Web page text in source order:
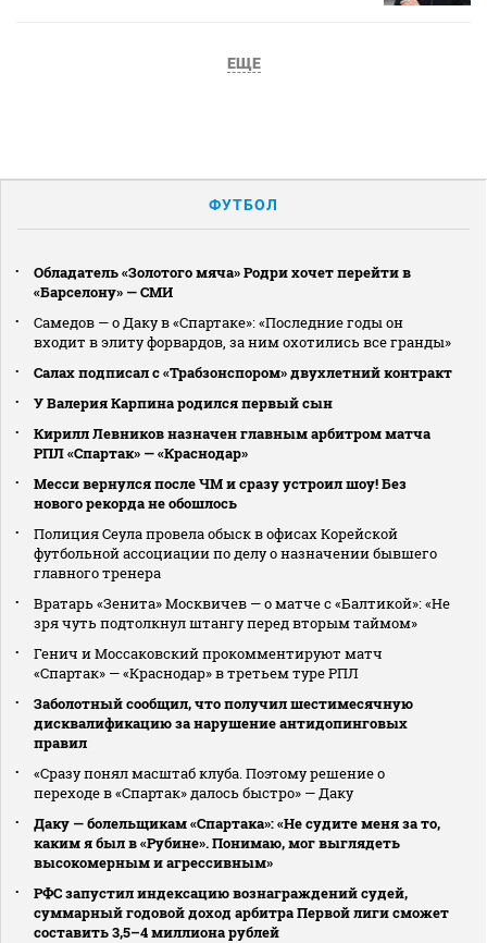
ЕЩЕ
ФУТБОЛ
Обладатель «Золотого мяча» Родри хочет перейти в
«Барселону» — СМИ
Самедов — о Даку в «Спартаке»: «Последние годы он
входит в элиту форвардов, за ним охотились все гранды»
Салах подписал с «Трабзонспором» двухлетний контракт
У Валерия Карпина родился первый сын
Кирилл Левников назначен главным арбитром матча
РПЛ «Спартак» — «Краснодар»
Месси вернулся после ЧМ и сразу устроил шоу! Без
нового рекорда не обошлось
Полиция Сеула провела обыск в офисах Корейской
футбольной ассоциации по делу о назначении бывшего
главного тренера
Вратарь «Зенита» Москвичев — о матче с «Балтикой»: «Не
зря чуть подтолкнул штангу перед вторым таймом»
Генич и Моссаковский прокомментируют матч
«Спартак» — «Краснодар» в третьем туре РПЛ
Заболотный сообщил, что получил шестимесячную
дисквалификацию за нарушение антидопинговых
правил
«Сразу понял масштаб клуба. Поэтому решение о
переходе в «Спартак» далось быстро» — Даку
Даку — болельщикам «Спартака»: «Не судите меня за то,
каким я был в «Рубине». Понимаю, мог выглядеть
высокомерным и агрессивным»
РФС запустил индексацию вознаграждений судей,
суммарный годовой доход арбитра Первой лиги сможет
составить 3,5–4 миллиона рублей